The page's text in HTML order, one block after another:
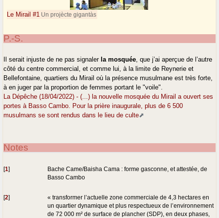
Le Mirail #1 Un projècte gigantàs
P.-S.
Il serait injuste de ne pas signaler la mosquée , que j’ai aperçue de l’autre
côté du centre commercial, et comme lui, à la limite de Reynerie et
Bellefontaine, quartiers du Mirail où la présence musulmane est très forte,
à en juger par la proportion de femmes portant le "voile".
La Dépêche (18/04/2022) - (...) la nouvelle mosquée du Mirail a ouvert ses
portes à Basso Cambo. Pour la prière inaugurale, plus de 6 500
musulmans se sont rendus dans le lieu de culte
Notes
[1]
Bache Came/Baisha Cama : forme gasconne, et attestée, de
Basso Cambo
[2]
« transformer l’actuelle zone commerciale de 4,3 hectares en
un quartier dynamique et plus respectueux de l’environnement
de 72 000 m² de surface de plancher (SDP), en deux phases,